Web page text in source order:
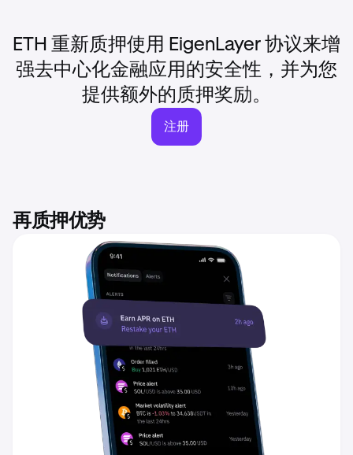
ETH 重新质押使用 EigenLayer 协议来增
强去中心化金融应用的安全性，并为您
提供额外的质押奖励。
注册
再质押优势